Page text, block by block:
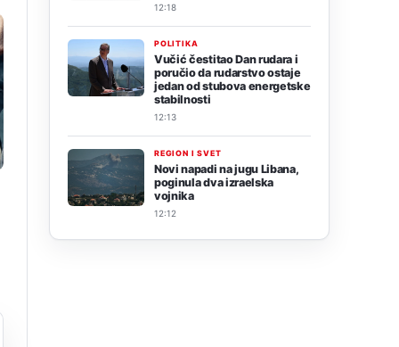
12:18
POLITIKA
Vučić čestitao Dan rudara i
poručio da rudarstvo ostaje
jedan od stubova energetske
stabilnosti
12:13
REGION I SVET
Novi napadi na jugu Libana,
poginula dva izraelska
vojnika
12:12